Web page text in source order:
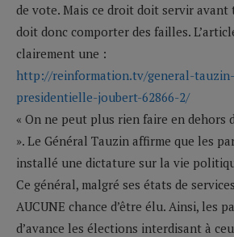
de vote. Mais ce droit doit servir avant
doit donc comporter des failles.
clairement une :
http://reinformation.tv/general-
presidentielle-joubert-62866-2/
« On ne peut plus rien faire en dehors
». Le Général Tauzin affirme que les
installé une dictature sur la vie
Ce général, malgré ses états de
AUCUNE chance d’être élu. Ainsi, les
d’avance les élections interdisant à